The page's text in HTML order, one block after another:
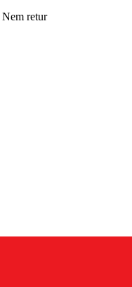
Nem retur